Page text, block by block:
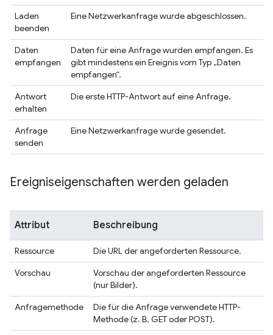
Laden
beenden
Eine Netzwerkanfrage wurde abgeschlossen.
Daten
empfangen
Daten für eine Anfrage wurden empfangen. Es
gibt mindestens ein Ereignis vom Typ „Daten
empfangen“.
Antwort
erhalten
Die erste HTTP-Antwort auf eine Anfrage.
Anfrage
senden
Eine Netzwerkanfrage wurde gesendet.
Ereigniseigenschaften werden geladen
Attribut Beschreibung
Ressource
Die URL der angeforderten Ressource.
Vorschau
Vorschau der angeforderten Ressource
(nur Bilder).
Anfragemethode
Die für die Anfrage verwendete HTTP-
Methode (z. B. GET oder POST).